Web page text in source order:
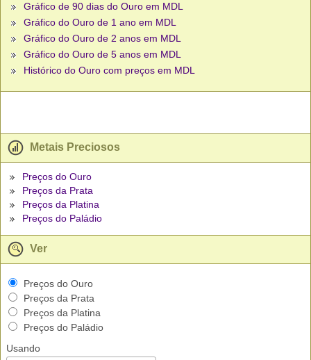
Gráfico de 90 dias do Ouro em MDL
Gráfico do Ouro de 1 ano em MDL
Gráfico do Ouro de 2 anos em MDL
Gráfico do Ouro de 5 anos em MDL
Histórico do Ouro com preços em MDL
Metais Preciosos
Preços do Ouro
Preços da Prata
Preços da Platina
Preços do Paládio
Ver
Preços do Ouro
Preços da Prata
Preços da Platina
Preços do Paládio
Usando